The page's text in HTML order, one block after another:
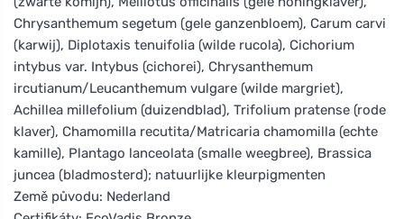
Chrysanthemum segetum (gele ganzenbloem), Carum carvi
(karwij), Diplotaxis tenuifolia (wilde rucola), Cichorium
intybus var. Intybus (cichorei), Chrysanthemum
ircutianum/Leucanthemum vulgare (wilde margriet),
Achillea millefolium (duizendblad), Trifolium pratense (rode
klaver), Chamomilla recutita/Matricaria chamomilla (echte
kamille), Plantago lanceolata (smalle weegbree), Brassica
juncea (bladmosterd); natuurlijke kleurpigmenten
Země původu: Nederland